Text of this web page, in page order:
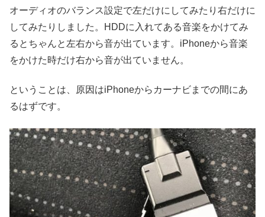
オーディオのバランス設定で左だけにしてみたり右だけに
してみたりしました。HDDに入れてある音楽をかけてみ
るとちゃんと左右から音が出ています。iPhoneから音楽
をかけた時だけ右から音が出ていません。
ということは、原因はiPhoneからカーナビまでの間にあ
るはずです。